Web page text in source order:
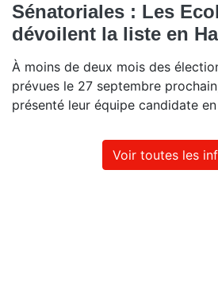
Sénatoriales : Les
dévoilent la liste en
À moins de deux mois des
prévues le 27 septembre
présenté leur équipe candidate
Voir toutes les